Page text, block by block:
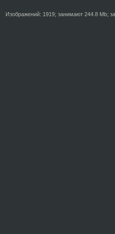
Изображений: 1919; занимают 244.8 Mb;